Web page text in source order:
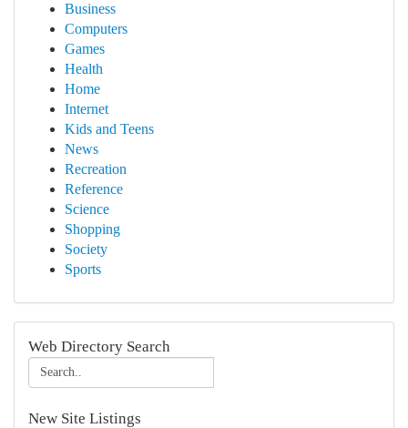
Business
Computers
Games
Health
Home
Internet
Kids and Teens
News
Recreation
Reference
Science
Shopping
Society
Sports
Web Directory Search
New Site Listings